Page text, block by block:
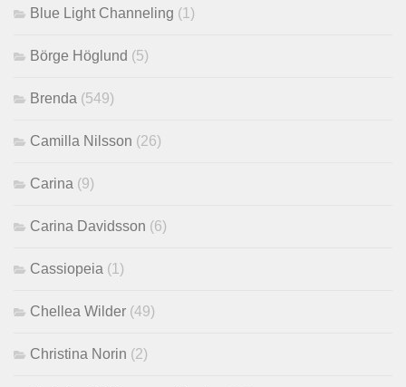
Blue Light Channeling (1)
Börge Höglund (5)
Brenda (549)
Camilla Nilsson (26)
Carina (9)
Carina Davidsson (6)
Cassiopeia (1)
Chellea Wilder (49)
Christina Norin (2)